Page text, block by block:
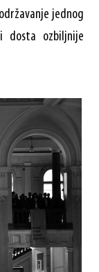
jednog
dosta ozbiljnije